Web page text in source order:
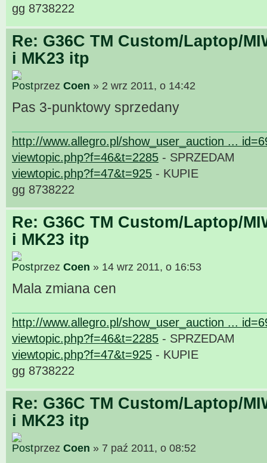
gg 8738222
Re: G36C TM Custom/Laptop/
i MK23 itp
przez Coen » 2 wrz 2011, o 14:42
Pas 3-punktowy sprzedany
http://www.allegro.pl/show_user_auction ...
viewtopic.php?f=46&t=2285 - SPRZEDAM
viewtopic.php?f=47&t=925 - KUPIE
gg 8738222
Re: G36C TM Custom/Laptop/
i MK23 itp
przez Coen » 14 wrz 2011, o 16:53
Mala zmiana cen
http://www.allegro.pl/show_user_auction ...
viewtopic.php?f=46&t=2285 - SPRZEDAM
viewtopic.php?f=47&t=925 - KUPIE
gg 8738222
Re: G36C TM Custom/Laptop/
i MK23 itp
przez Coen » 7 paź 2011, o 08:52